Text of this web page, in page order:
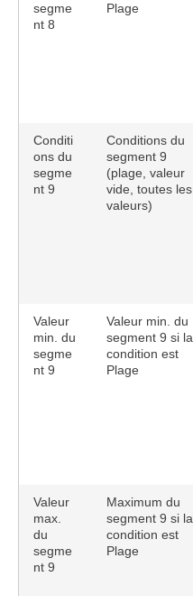
segme
nt 8
Plage
Conditi
ons du
segme
nt 9
Conditions du
segment 9
(plage, valeur
vide, toutes les
valeurs)
Valeur
min. du
segme
nt 9
Valeur min. du
segment 9 si la
condition est
Plage
Valeur
max.
du
segme
nt 9
Maximum du
segment 9 si la
condition est
Plage